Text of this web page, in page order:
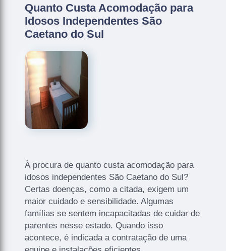
Quanto Custa Acomodação para
Idosos Independentes São
Caetano do Sul
À procura de quanto custa acomodação para
idosos independentes São Caetano do Sul?
Certas doenças, como a citada, exigem um
maior cuidado e sensibilidade. Algumas
famílias se sentem incapacitadas de cuidar de
parentes nesse estado. Quando isso
acontece, é indicada a contratação de uma